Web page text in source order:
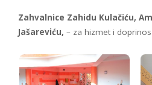
Zahvalnice Zahidu Kulačiću,
Jašareviću, – za hizmet i